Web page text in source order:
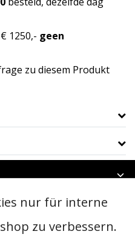
1250,- geen
zu diesem Produkt
nur für interne
zu verbessern.